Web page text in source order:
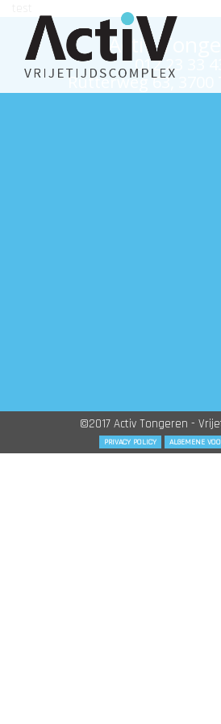
Activ
012 23 33 43
Rutterweg 63, 3700
©2017 Activ Tongeren -
PRIVACY POLICY ALGEMENE